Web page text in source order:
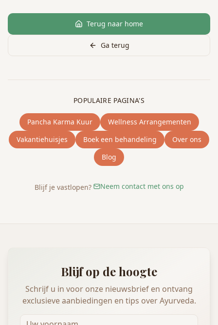
Terug naar home
Ga terug
POPULAIRE PAGINA'S
Pancha Karma Kuur
Wellness Arrangementen
Vakantiehuisjes
Boek een behandeling
Over ons
Blog
Blijf je vastlopen? Neem contact met ons op
Blijf op de hoogte
Schrijf u in voor onze nieuwsbrief en ontvang
exclusieve aanbiedingen en tips over Ayurveda.